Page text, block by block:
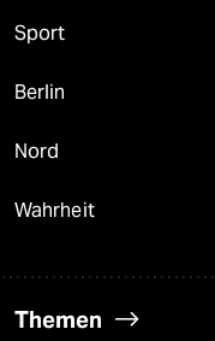
Sport
Berlin
Nord
Wahrheit
Themen